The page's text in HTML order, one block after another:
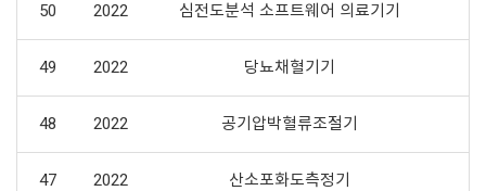
50 2022 심전도분석 소프트웨어 의료기기
49 2022 당뇨채혈기기
48 2022 공기압박혈류조절기
47 2022 산소포화도측정기